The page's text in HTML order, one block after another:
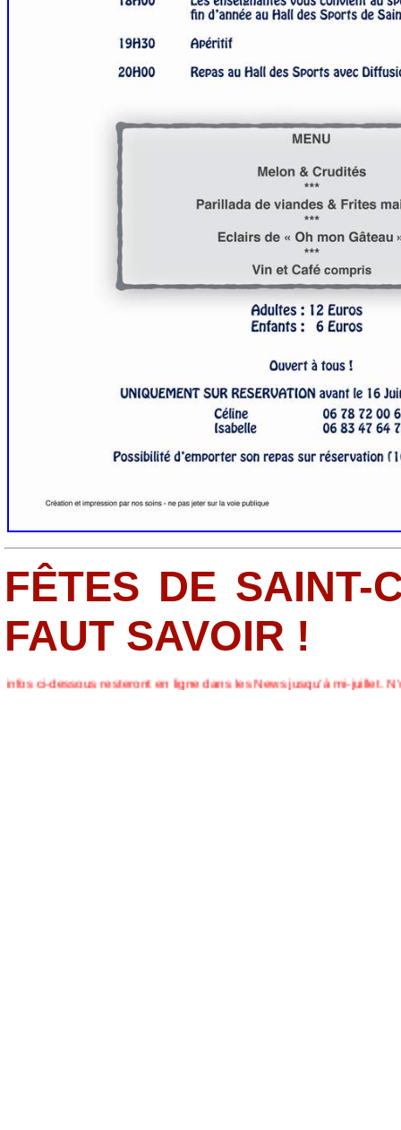
FÊTES DE
FAUT SAVOIR !
resteront en ligne dans les News jusqu’à mi-juillet. N’oubliez pas